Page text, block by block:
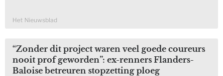
Het Nieuwsblad
“Zonder dit project waren veel goede coureurs
nooit prof geworden”: ex-renners Flanders-
Baloise betreuren stopzetting ploeg